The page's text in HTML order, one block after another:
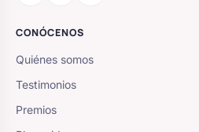
CONÓCENOS
Quiénes somos
Testimonios
Premios